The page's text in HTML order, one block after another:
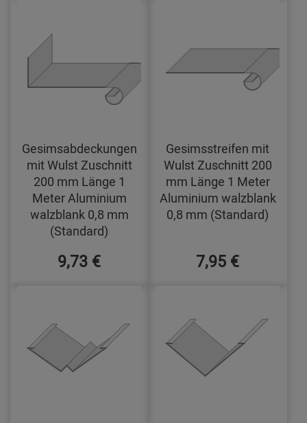
Gesimsabdeckungen
mit Wulst Zuschnitt
200 mm Länge 1
Meter Aluminium
walzblank 0,8 mm
(Standard)
9,73 €
Gesimsstreifen mit
Wulst Zuschnitt 200
mm Länge 1 Meter
Aluminium walzblank
0,8 mm (Standard)
7,95 €